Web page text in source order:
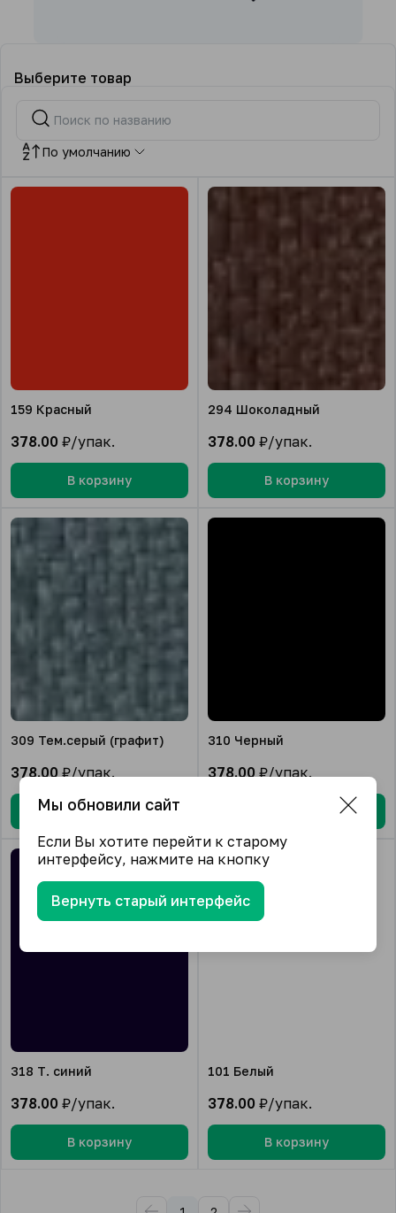
Выберите товар
По умолчанию
159 Красный
378.00 ₽/упак.
В корзину
294 Шоколадный
378.00 ₽/упак.
В корзину
309 Тем.серый (графит)
378.00 ₽/упак.
В корзину
310 Черный
378.00 ₽/упак.
318 Т. синий
378.00 ₽/упак.
В корзину
101 Белый
378.00 ₽/упак.
В корзину
Мы обновили сайт
Если Вы хотите перейти к старому
интерфейсу, нажмите на кнопку
Вернуть старый интерфейс